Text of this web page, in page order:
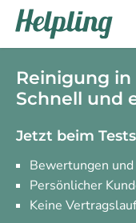
springen
Reinigung
Schnell und
Jetzt beim
Bewertungen
Persönlicher
Keine